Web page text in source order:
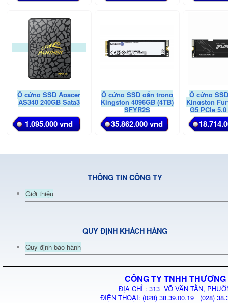
Ổ cứng SSD Apacer
AS340 240GB Sata3
1.095.000 vnd
Ổ cứng SSD gắn trong
Kingston 4096GB (4TB)
SFYR2S
35.862.000 vnd
Ổ cứng
Kingston
G5 PCIe
2048GB
THÔNG TIN CÔNG TY
Giới thiệu
QUY ĐỊNH KHÁCH HÀNG
Quy định bảo hành
CÔNG TY TNHH
ĐỊA CHỈ : 313 VÕ VĂN TẦN,
ĐIỆN THOẠI: (028) 38.39.00.19 (028)